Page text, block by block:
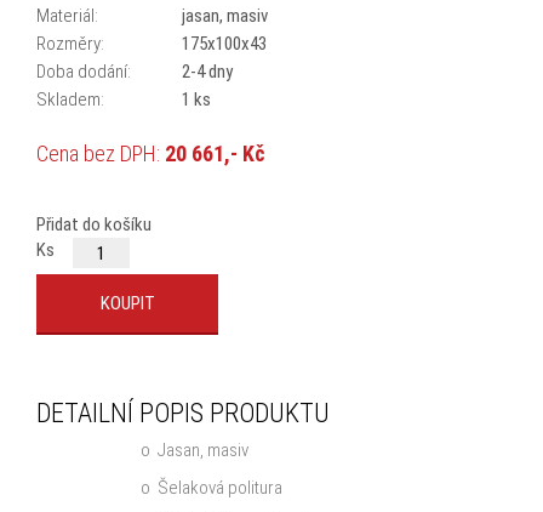
Materiál:
jasan, masiv
Rozměry:
175x100x43
Doba dodání:
2-4 dny
Skladem:
1 ks
Cena bez DPH: 20 661,- Kč
Přidat do košíku
Ks
DETAILNÍ POPIS PRODUKTU
o Jasan, masiv
o Šelaková politura